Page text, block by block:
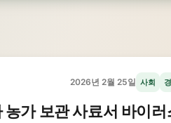
2026년 2월 25일 사회
가 보관 사료서 바이러